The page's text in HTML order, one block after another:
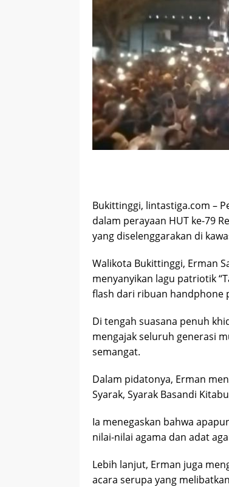
Bukittinggi, lintastiga.com –
dalam perayaan HUT ke-79
yang diselenggarakan di
Walikota Bukittinggi, Erman
menyanyikan lagu patriotik
flash dari ribuan handphone
Di tengah suasana penuh
mengajak seluruh generasi
semangat.
Dalam pidatonya, Erman
Syarak, Syarak Basandi
Ia menegaskan bahwa
nilai-nilai agama dan adat
Lebih lanjut, Erman juga
acara serupa yang